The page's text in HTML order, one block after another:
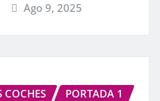
Ago 9, 2025
COCHES PORTADA 1